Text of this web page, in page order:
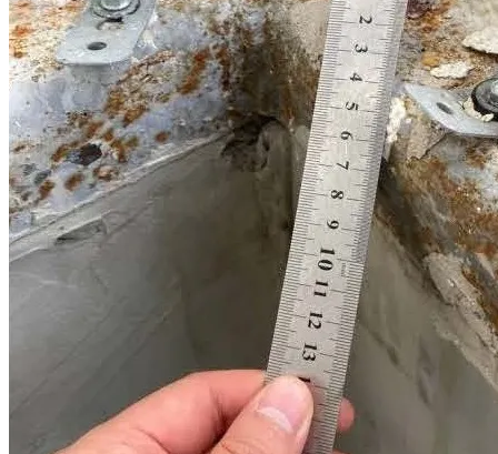
1 252 700 руб.
Спор о качестве строительства (ЖК "Новые Ватутинки")
Дело выиграно
Всего взыскано
1 156 841 руб.
Спор о качестве строительства с ООО "СЗ "Нагатино-1"
Дело выиграно
Всего взыскано
1 460 355 руб.
Ответы на некоторые вопросы
дольщиков по спорам с
застройщиками